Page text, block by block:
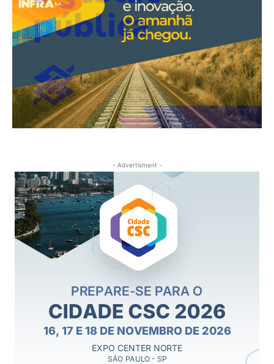
- Advertisment -